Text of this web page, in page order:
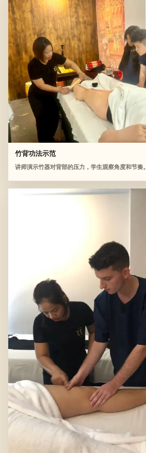
竹背功法示范
讲师演示竹器对背部的压力，学生观察角度和节奏。